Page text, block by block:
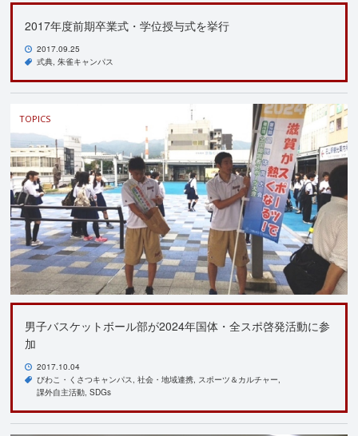
2017年度前期卒業式・学位授与式を挙行
2017.09.25
式典 朱雀キャンパス
TOPICS
男子バスケットボール部が2024年国体・全スポ啓発活動に参
加
2017.10.04
びわこ・くさつキャンパス 社会・地域連携 スポーツ＆カルチャー
課外自主活動 SDGs